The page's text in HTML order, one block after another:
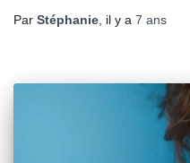
Par Stéphanie , il y a 7 ans